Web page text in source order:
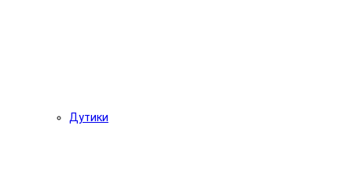
Дутики